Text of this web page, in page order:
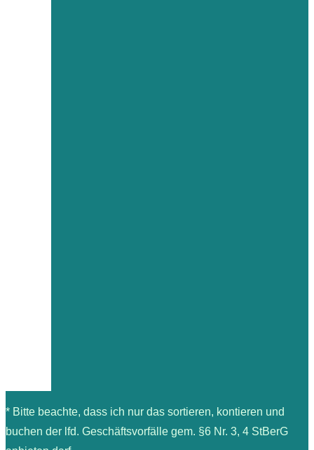
* Bitte beachte, dass ich nur das sortieren, kontieren und
buchen der lfd. Geschäftsvorfälle gem. §6 Nr. 3, 4 StBerG